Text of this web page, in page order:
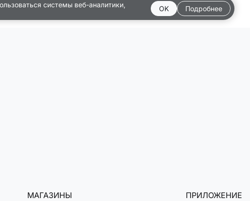
системы веб-аналитики,
OK Подробнее
МАГАЗИНЫ ПРИЛОЖЕНИЕ